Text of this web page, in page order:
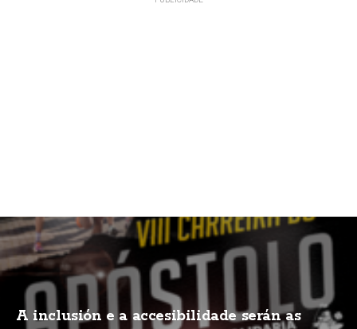
A inclusión e a accesibilidade serán as